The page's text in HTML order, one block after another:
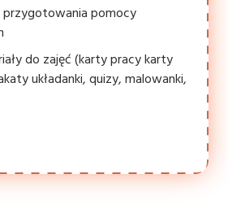
pomocy
do zajęć (karty pracy karty
układanki, quizy, malowanki,